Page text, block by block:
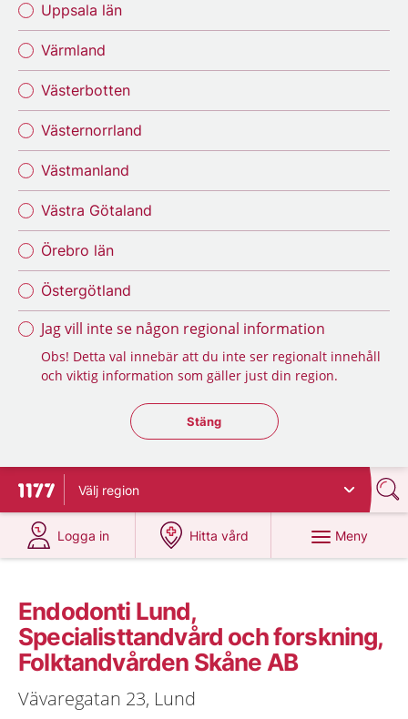
Uppsala län
Värmland
Västerbotten
Västernorrland
Västmanland
Västra Götaland
Örebro län
Östergötland
Jag vill inte se någon regional information
Obs! Detta val innebär att du inte ser regionalt innehåll
och viktig information som gäller just din region.
Stäng regionsväljaren
Stäng
Till startsidan för 1177
Välj region
Logga in
på 1177.se
Hitta vård
på 1177.se
Meny
Endodonti Lund,
Specialisttandvård och forskning,
Folktandvården Skåne AB
Vävaregatan 23, Lund